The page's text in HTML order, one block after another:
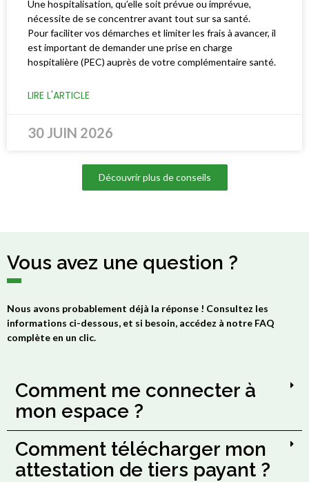
Une hospitalisation, qu’elle soit prévue ou imprévue,
nécessite de se concentrer avant tout sur sa santé.
Pour faciliter vos démarches et limiter les frais à avancer, il
est important de demander une prise en charge
hospitalière (PEC) auprès de votre complémentaire santé.
LIRE L'ARTICLE
30 JUIN 2026
Découvrir plus de conseils
Vous avez une question ?
Nous avons probablement déjà la réponse ! Consultez les
informations ci-dessous, et si besoin, accédez à notre FAQ
complète en un clic.
Comment me connecter à
mon espace ?
Comment télécharger mon
attestation de tiers payant ?